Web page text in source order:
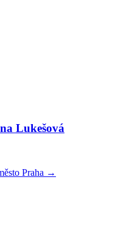
Lukešová
Praha →